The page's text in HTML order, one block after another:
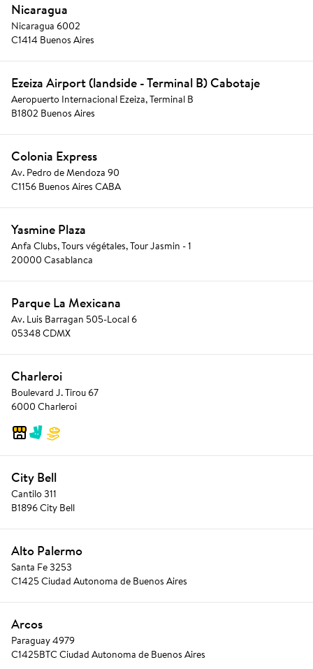
Nicaragua
Nicaragua 6002
C1414 Buenos Aires
Ezeiza Airport (landside - Terminal B) Cabotaje
Aeropuerto Internacional Ezeiza, Terminal B
B1802 Buenos Aires
Colonia Express
Av. Pedro de Mendoza 90
C1156 Buenos Aires CABA
Yasmine Plaza
Anfa Clubs, Tours végétales, Tour Jasmin - 1
20000 Casablanca
Parque La Mexicana
Av. Luis Barragan 505-Local 6
05348 CDMX
Charleroi
Boulevard J. Tirou 67
6000 Charleroi
City Bell
Cantilo 311
B1896 City Bell
Alto Palermo
Santa Fe 3253
C1425 Ciudad Autonoma de Buenos Aires
Arcos
Paraguay 4979
C1425BTC Ciudad Autonoma de Buenos Aires